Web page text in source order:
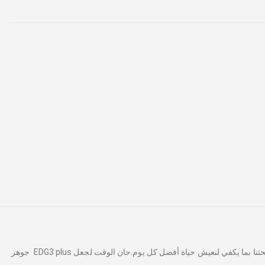
الحياة اليوم لها متطلبات خاصة كثيرة. نحن نسعى لتحقيق أقصى فائدة من كل فرصة يقدمها العالم حتى الآن للتعامل مع نفس التحدي الرئيسي: أن نحافظ على صحتنا بما يكفي لنعيش حياة أفضل كل يوم.حان الوقت لجعل EDG3 plus جوهر